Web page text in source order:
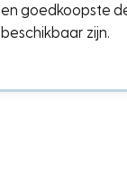
en goedkoopste
beschikbaar zijn.